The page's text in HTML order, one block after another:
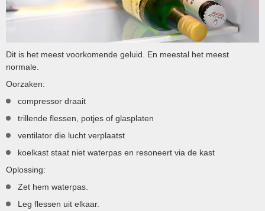
Dit is het meest voorkomende geluid. En meestal het meest
normale.
Oorzaken:
compressor draait
trillende flessen, potjes of glasplaten
ventilator die lucht verplaatst
koelkast staat niet waterpas en resoneert via de kast
Oplossing:
Zet hem waterpas.
Leg flessen uit elkaar.